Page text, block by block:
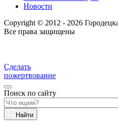
Новости
Copyright © 2012 - 2026
Все права защищены
Сделать
пожертвование
Поиск по сайту
Найти